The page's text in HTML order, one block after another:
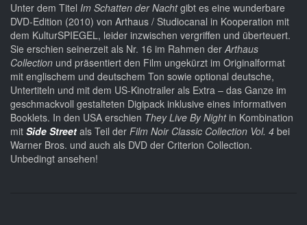
Unter dem Titel Im Schatten der Nachtgibt es eine wunderbare
DVD-Edition (2010) von Arthaus / Studiocanal in Kooperation mit
dem KulturSPIEGEL, leider inzwischen vergriffen und überteuert.
Sie erschien seinerzeit als Nr. 16 im Rahmen derArthaus
Collection und präsentiert den Film ungekürzt im Originalformat
mit englischem und deutschem Ton sowie optional deutsche,
Untertiteln und mit dem US-Kinotrailer als Extra – das Ganze im
geschmackvoll gestalteten Digipack inklusive eines informativen
Booklets. In den USA erschien They Live By Nightin Kombination
mit Side Street als Teil der Film Noir Classic Collection Vol. 4 bei
Warner Bros. und auch als DVD der Criterion Collection.
Unbedingt ansehen!